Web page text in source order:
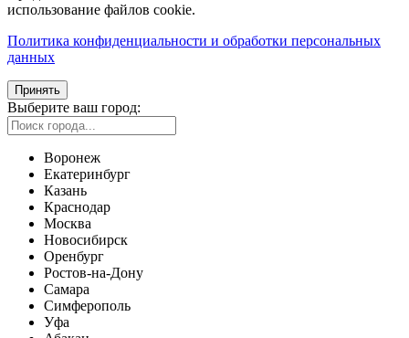
использование файлов cookie.
Политика конфиденциальности и обработки персональных
данных
Принять
Выберите ваш город:
Воронеж
Екатеринбург
Казань
Краснодар
Москва
Новосибирск
Оренбург
Ростов-на-Дону
Самара
Симферополь
Уфа